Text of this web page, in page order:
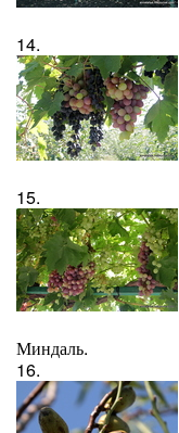
14.
15.
Миндаль.
16.